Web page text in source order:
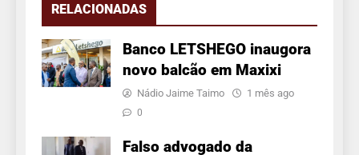
RELACIONADAS
Banco LETSHEGO inaugora
novo balcão em Maxixi
Nádio Jaime Taimo 1 mês ago
0
Falso advogado da